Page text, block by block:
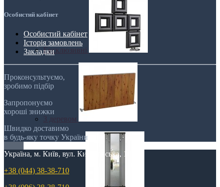
Ексклюзивні
Особистий кабінет
Особистий кабінет
Історія замовлень
Закладки
Проконсультуємо,
зробимо підбір
Запропонуємо
хороші знижки
Швидко доставимо
в будь-яку точку України
Україна, м. Київ, вул. Кирилівська, 160А
+38 (044) 38-38-710